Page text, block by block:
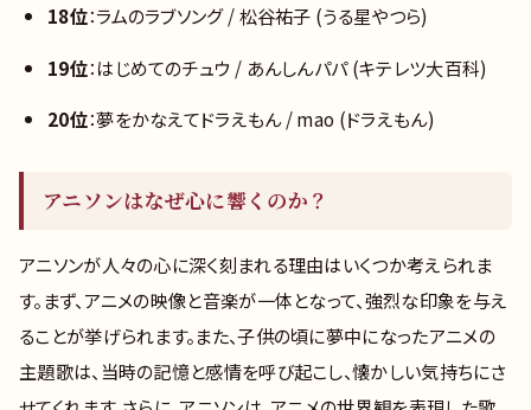
18位：ラムのラブソング / 松谷祐子 (うる星やつら)
19位：はじめてのチュウ / あんしんパパ (キテレツ大百科)
20位：夢をかなえてドラえもん / mao (ドラえもん)
アニソンはなぜ心に響くのか？
アニソンが人々の心に深く刻まれる理由はいくつか考えられま
す。まず、アニメの映像と音楽が一体となって、強烈な印象を与え
ることが挙げられます。また、子供の頃に夢中になったアニメの
主題歌は、当時の記憶と感情を呼び起こし、懐かしい気持ちにさ